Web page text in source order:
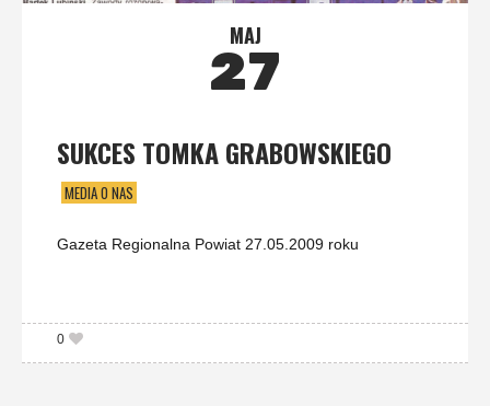
MAJ
27
SUKCES TOMKA GRABOWSKIEGO
MEDIA O NAS
Gazeta Regionalna Powiat 27.05.2009 roku
0